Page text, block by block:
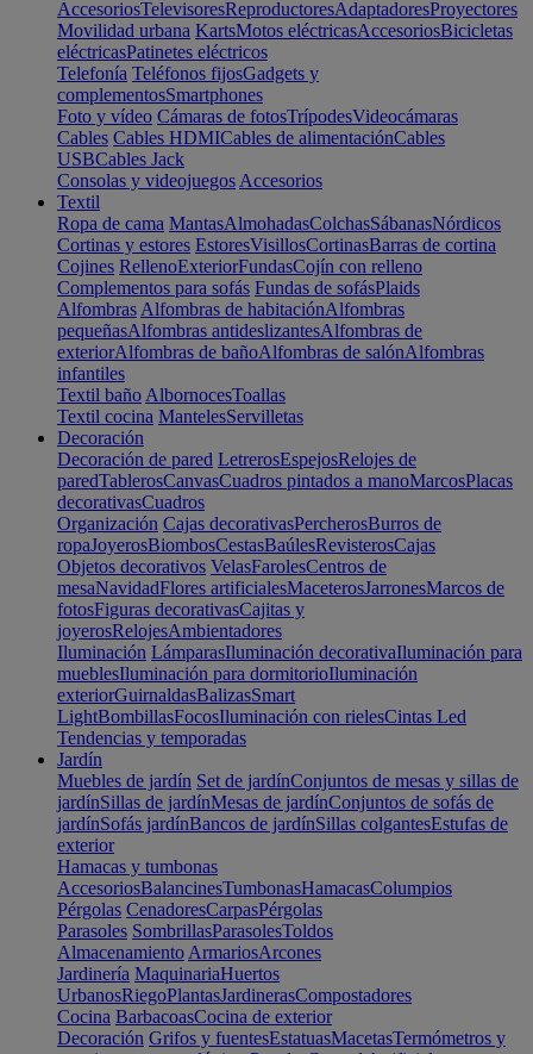
AccesoriosTelevisoresReproductoresAdaptadoresProyectores
Movilidad urbana KartsMotos eléctricasAccesoriosBicicletas
eléctricasPatinetes eléctricos
Telefonía Teléfonos fijosGadgets y
complementosSmartphones
Foto y vídeo Cámaras de fotosTrípodesVideocámaras
Cables Cables HDMICables de alimentaciónCables
USBCables Jack
Consolas y videojuegos Accesorios
Textil
Ropa de cama MantasAlmohadasColchasSábanasNórdicos
Cortinas y estores EstoresVisillosCortinasBarras de cortina
Cojines RellenoExteriorFundasCojín con relleno
Complementos para sofás Fundas de sofásPlaids
Alfombras Alfombras de habitaciónAlfombras
pequeñasAlfombras antideslizantesAlfombras de
exteriorAlfombras de bañoAlfombras de salónAlfombras
infantiles
Textil baño AlbornocesToallas
Textil cocina MantelesServilletas
Decoración
Decoración de pared LetrerosEspejosRelojes de
paredTablerosCanvasCuadros pintados a manoMarcosPlacas
decorativasCuadros
Organización Cajas decorativasPercherosBurros de
ropaJoyerosBiombosCestasBaúlesRevisterosCajas
Objetos decorativos VelasFarolesCentros de
mesaNavidadFlores artificialesMaceterosJarronesMarcos de
fotosFiguras decorativasCajitas y
joyerosRelojesAmbientadores
Iluminación LámparasIluminación decorativaIluminación para
mueblesIluminación para dormitorioIluminación
exteriorGuirnaldasBalizasSmart
LightBombillasFocosIluminación con rielesCintas Led
Tendencias y temporadas
Jardín
Muebles de jardín Set de jardínConjuntos de mesas y sillas de
jardínSillas de jardínMesas de jardínConjuntos de sofás de
jardínSofás jardínBancos de jardínSillas colgantesEstufas de
exterior
Hamacas y tumbonas
AccesoriosBalancinesTumbonasHamacasColumpios
Pérgolas CenadoresCarpasPérgolas
Parasoles SombrillasParasolesToldos
Almacenamiento ArmariosArcones
Jardinería MaquinariaHuertos
UrbanosRiegoPlantasJardinerasCompostadores
Cocina BarbacoasCocina de exterior
Decoración Grifos y fuentesEstatuasMacetasTermómetros y